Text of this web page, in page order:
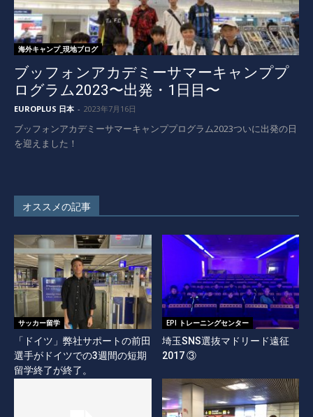
海外キャンプ_現地ブログ
ブッフォンアカデミーサマーキャンププ
ログラム2023〜出発・1日目〜
EUROPLUS 日本 - 2023年7月16日
ブッフォンアカデミーサマーキャンププログラム2023ついに出発の日
を迎えました！
オススメの記事
サッカー留学
「ドイツ」弊社サポートの前田
選手がドイツでの3週間の短期
留学終了が終了。
EPI トレーニングセンター
埼玉SNS選抜マドリード遠征
2017 ③